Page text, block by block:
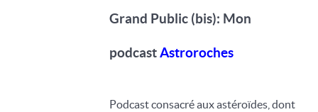
Grand Public (bis): Mon
podcastAstroroches
Podcast consacré aux astéroïdes, dont